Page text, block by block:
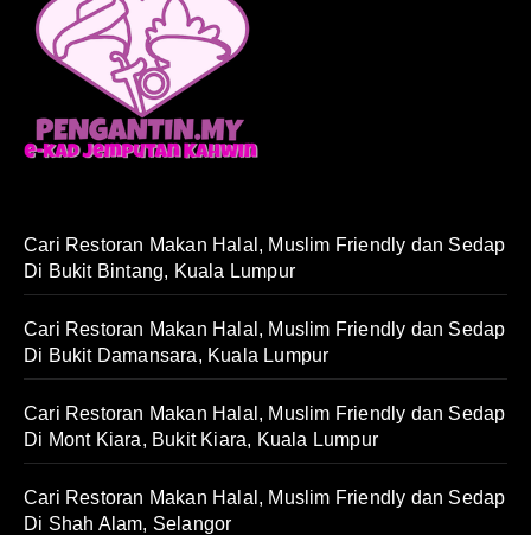
Cari Restoran Makan Halal, Muslim Friendly dan Sedap
Di Bukit Bintang, Kuala Lumpur
Cari Restoran Makan Halal, Muslim Friendly dan Sedap
Di Bukit Damansara, Kuala Lumpur
Cari Restoran Makan Halal, Muslim Friendly dan Sedap
Di Mont Kiara, Bukit Kiara, Kuala Lumpur
Cari Restoran Makan Halal, Muslim Friendly dan Sedap
Di Shah Alam, Selangor